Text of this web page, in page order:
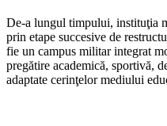
De-a lungul timpului, instituţia
prin etape succesive de
fie un campus militar integrat
pregătire academică, sportivă,
adaptate cerinţelor mediului